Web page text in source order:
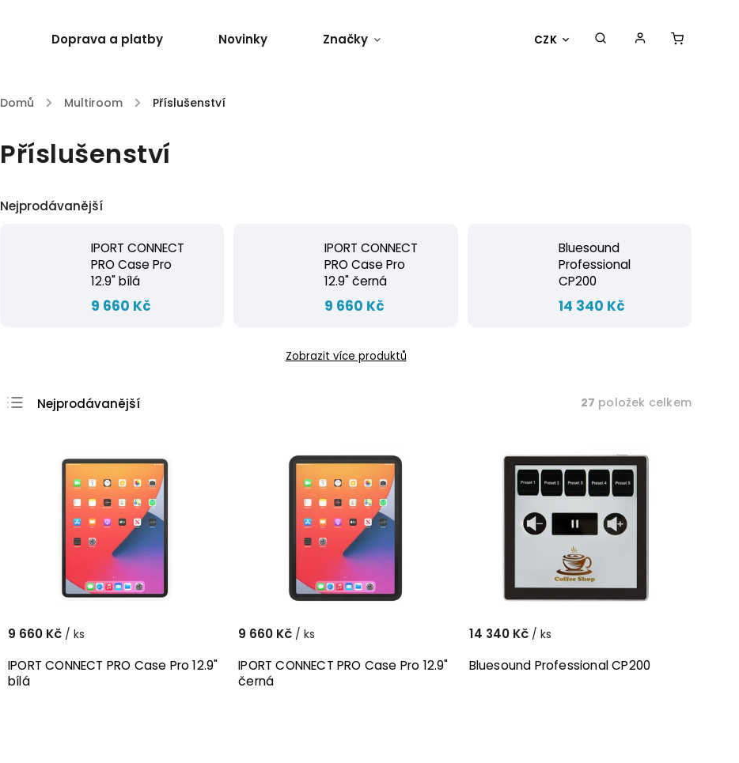
CZK
Doprava a platby Novinky Značky
Domů / Multiroom / Příslušenství
Příslušenství
Nejprodávanější
IPORT CONNECT
PRO Case Pro
12.9" bílá
9 660 Kč
IPORT CONNECT
PRO Case Pro
12.9" černá
9 660 Kč
Bluesound
Professional
CP200
14 340 Kč
Zobrazit více produktů
Nejprodávanější
Abecedně
27 položek celkem
IPORT CONNECT PRO Case Pro 12.9"
bílá
9 660 Kč / ks
IPORT CONNECT PRO Case Pro 12.9"
černá
9 660 Kč / ks
Bluesound Professional CP200
14 340 Kč / ks